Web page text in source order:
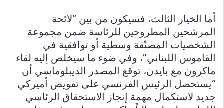
أما الخيار الثالث، فسيكون من بين “لائحة
المرشحين المطروحين للرئاسة ضمن مجموعة
الشخصيات المصنّفة وسطية أو توافقية في
القاموس اللبناني”، وفي ضوء ما سيخلص إليه لقاء
ماكرون مع بايدن، توقع المصدر الديبلوماسي أن
“يستحصل الرئيس الفرنسي على تفويض أميركي
جديد لاستكمال مهمة إنجاز الاستحقاق الرئاسي